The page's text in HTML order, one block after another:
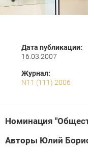
Дата публикации:
16.03.2007
Журнал:
N11 (111) 2006
Номинация
Авторы Юлий